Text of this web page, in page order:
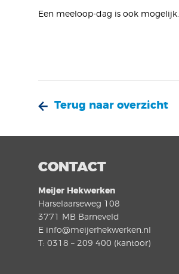
Een meeloop-dag is ook mogelijk.
Terug naar overzicht
CONTACT
Meijer Hekwerken
Harselaarseweg 108
3771 MB Barneveld
E info@meijerhekwerken.nl
T: 0318 – 209 400 (kantoor)